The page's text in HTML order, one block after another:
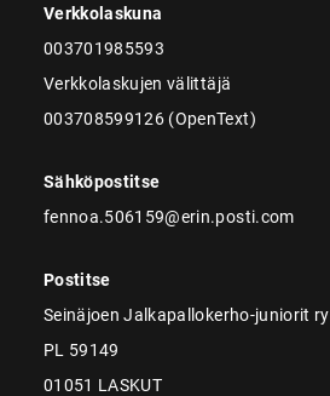
Verkkolaskuna
003701985593
Verkkolaskujen välittäjä
003708599126 (OpenText)
Sähköpostitse
fennoa.506159@erin.posti.com
Postitse
Seinäjoen Jalkapallokerho-juniorit ry
PL 59149
01051 LASKUT